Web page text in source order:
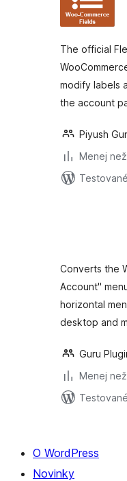
The official
modify labels
the account
Piyush
Menej
Converts the
Account"
horizontal
desktop and
Guru
Menej
O WordPress
Novinky